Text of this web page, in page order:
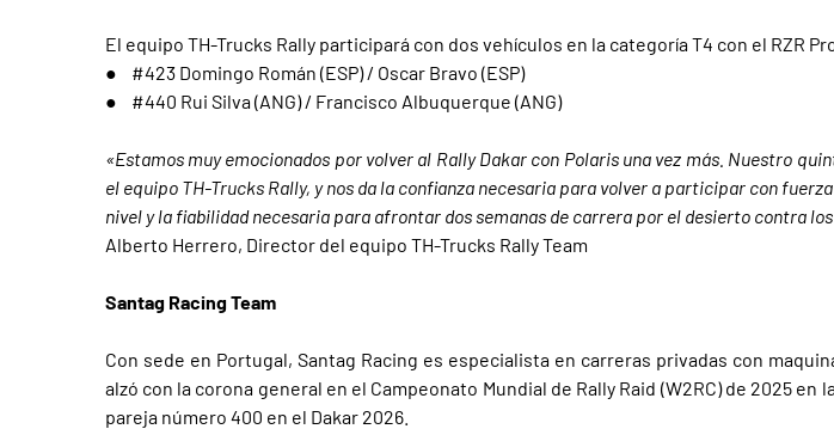
El equipo TH-Trucks Rally participará con dos vehículos en la categoría T4 con el RZR
● #423 Domingo Román (ESP) / Oscar Bravo (ESP)
● #440 Rui Silva (ANG) / Francisco Albuquerque (ANG)
«Estamos muy emocionados por volver al Rally Dakar con Polaris una vez más. Nuestro
el equipo TH-Trucks Rally, y nos da la confianza necesaria para volver a participar con
nivel y la fiabilidad necesaria para afrontar dos semanas de carrera por el desierto contra
Alberto Herrero, Director del equipo TH-Trucks Rally Team
Santag Racing Team
Con sede en Portugal, Santag Racing es especialista en carreras privadas con
alzó con la corona general en el Campeonato Mundial de Rally Raid (W2RC) de 2025
pareja número 400 en el Dakar 2026.